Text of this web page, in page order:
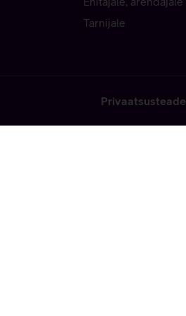
Tarnijale
Privaatsusteade